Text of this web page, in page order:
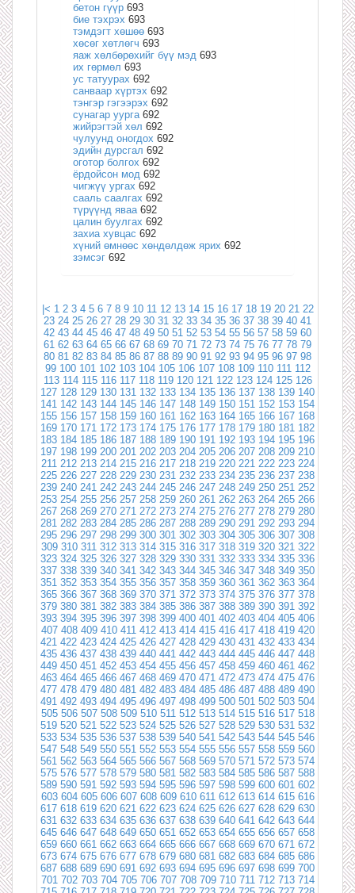
бетон гүүр 693
бие тэхрэх 693
тэмдэгт хөшөө 693
хөсөг хөтлөгч 693
яаж хөлбөрөхийг бүү мэд 693
их гөрмөл 693
ус татуурах 692
санваар хүртэх 692
тэнгэр гэгээрэх 692
сунагар уурга 692
жийрэгтэй хөл 692
чулуунд оногдох 692
эдийн дурсгал 692
оготор болгох 692
ёрдойсон мод 692
чигжүү ургах 692
сааль саалгах 692
түрүүнд яваа 692
цалин буулгах 692
захиа хувцас 692
хүний өмнөөс хөндөлдөж ярих 692
зэмсэг 692
|< 1 2 3 4 5 6 7 8 9 10 11 12 13 14 15 16 17 18 19 20 21 22
23 24 25 26 27 28 29 30 31 32 33 34 35 36 37 38 39 40 41
42 43 44 45 46 47 48 49 50 51 52 53 54 55 56 57 58 59 60
61 62 63 64 65 66 67 68 69 70 71 72 73 74 75 76 77 78 79
80 81 82 83 84 85 86 87 88 89 90 91 92 93 94 95 96 97 98
99 100 101 102 103 104 105 106 107 108 109 110 111 112
113 114 115 116 117 118 119 120 121 122 123 124 125 126
127 128 129 130 131 132 133 134 135 136 137 138 139 140
141 142 143 144 145 146 147 148 149 150 151 152 153 154
155 156 157 158 159 160 161 162 163 164 165 166 167 168
169 170 171 172 173 174 175 176 177 178 179 180 181 182
183 184 185 186 187 188 189 190 191 192 193 194 195 196
197 198 199 200 201 202 203 204 205 206 207 208 209 210
211 212 213 214 215 216 217 218 219 220 221 222 223 224
225 226 227 228 229 230 231 232 233 234 235 236 237 238
239 240 241 242 243 244 245 246 247 248 249 250 251 252
253 254 255 256 257 258 259 260 261 262 263 264 265 266
267 268 269 270 271 272 273 274 275 276 277 278 279 280
281 282 283 284 285 286 287 288 289 290 291 292 293 294
295 296 297 298 299 300 301 302 303 304 305 306 307 308
309 310 311 312 313 314 315 316 317 318 319 320 321 322
323 324 325 326 327 328 329 330 331 332 333 334 335 336
337 338 339 340 341 342 343 344 345 346 347 348 349 350
351 352 353 354 355 356 357 358 359 360 361 362 363 364
365 366 367 368 369 370 371 372 373 374 375 376 377 378
379 380 381 382 383 384 385 386 387 388 389 390 391 392
393 394 395 396 397 398 399 400 401 402 403 404 405 406
407 408 409 410 411 412 413 414 415 416 417 418 419 420
421 422 423 424 425 426 427 428 429 430 431 432 433 434
435 436 437 438 439 440 441 442 443 444 445 446 447 448
449 450 451 452 453 454 455 456 457 458 459 460 461 462
463 464 465 466 467 468 469 470 471 472 473 474 475 476
477 478 479 480 481 482 483 484 485 486 487 488 489 490
491 492 493 494 495 496 497 498 499 500 501 502 503 504
505 506 507 508 509 510 511 512 513 514 515 516 517 518
519 520 521 522 523 524 525 526 527 528 529 530 531 532
533 534 535 536 537 538 539 540 541 542 543 544 545 546
547 548 549 550 551 552 553 554 555 556 557 558 559 560
561 562 563 564 565 566 567 568 569 570 571 572 573 574
575 576 577 578 579 580 581 582 583 584 585 586 587 588
589 590 591 592 593 594 595 596 597 598 599 600 601 602
603 604 605 606 607 608 609 610 611 612 613 614 615 616
617 618 619 620 621 622 623 624 625 626 627 628 629 630
631 632 633 634 635 636 637 638 639 640 641 642 643 644
645 646 647 648 649 650 651 652 653 654 655 656 657 658
659 660 661 662 663 664 665 666 667 668 669 670 671 672
673 674 675 676 677 678 679 680 681 682 683 684 685 686
687 688 689 690 691 692 693 694 695 696 697 698 699 700
701 702 703 704 705 706 707 708 709 710 711 712 713 714